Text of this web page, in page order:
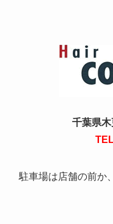
千葉県
駐車場は店舗の前か